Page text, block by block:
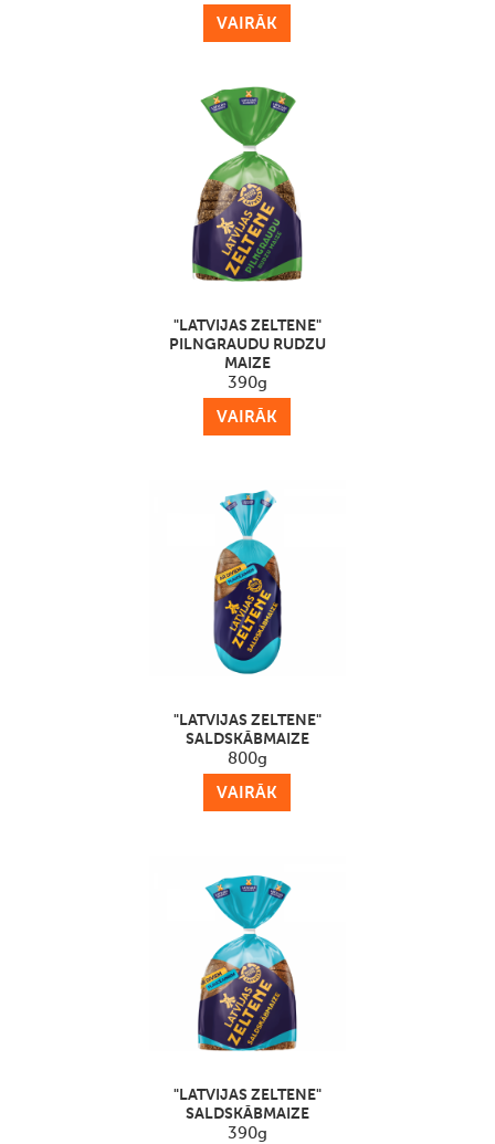
VAIRĀK
"LATVIJAS ZELTENE"
PILNGRAUDU RUDZU
MAIZE
390g
VAIRĀK
"LATVIJAS ZELTENE"
SALDSKĀBMAIZE
800g
VAIRĀK
"LATVIJAS ZELTENE"
SALDSKĀBMAIZE
390g